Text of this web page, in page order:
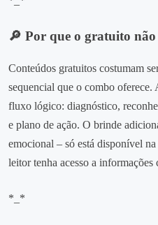
🔎 Por que o gratuito não
Conteúdos gratuitos costumam
sequencial que o combo
fluxo lógico: diagnóstico,
e plano de ação. O brinde
emocional – só está disponível
leitor tenha acesso a informações
*_*